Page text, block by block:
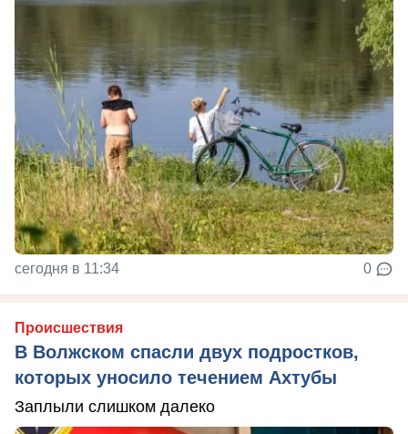
сегодня в 11:34 0
Происшествия
В Волжском спасли двух подростков,
которых уносило течением Ахтубы
Заплыли слишком далеко